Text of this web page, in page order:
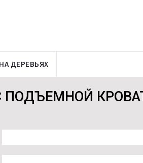
ДЕРЕВЬЯХ
ПОДЪЕМНОЙ